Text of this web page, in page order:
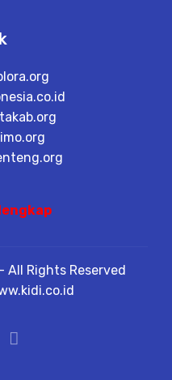
All Rights Reserved